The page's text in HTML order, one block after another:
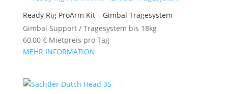
Ready Rig ProArm Kit – Gimbal Tragesystem
Gimbal Support / Tragesystem bis 18kg
60,00 €Mietpreis pro Tag
MEHR INFORMATION